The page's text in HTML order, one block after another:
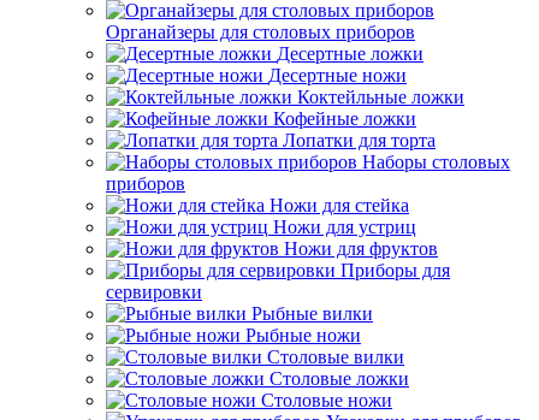
Органайзеры для столовых приборов
Десертные ложки
Десертные ножи
Коктейльные ложки
Кофейные ложки
Лопатки для торта
Наборы столовых
приборов
Ножи для стейка
Ножи для устриц
Ножи для фруктов
Приборы для
сервировки
Рыбные вилки
Рыбные ножи
Столовые вилки
Столовые ложки
Столовые ножи